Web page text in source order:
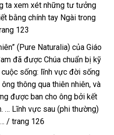
ta xem xét những tư tưởng
bằng chính tay Ngài trong
123
(Pure Naturalia) của Giáo
đã được Chúa chuẩn bị kỹ
sống: lĩnh vực đời sống
thông qua thiên nhiên, và
được ban cho ông bởi kết
… Lĩnh vực sau (phi thường)
/ trang 126